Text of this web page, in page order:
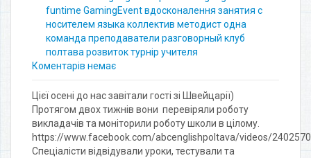
funtime GamingEventвдосконалення занятия с
носителем языка коллектив методистодна
команда преподаватели разговорный клуб
полтава розвитоктурнір учителя
Коментарів немає
Цієї осені до нас завітали гості зі Швейцарії)
Протягом двох тижнів вони перевіряли роботу
викладачів та моніторили роботу школи в цілому.
https://www.facebook.com/abcenglishpoltava/videos/
Спеціалісти відвідували уроки, тестували та